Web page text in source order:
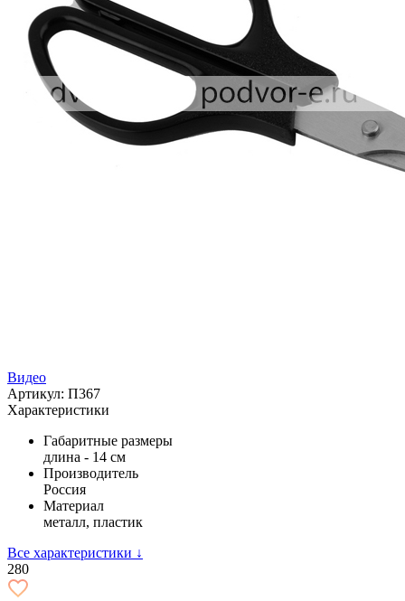
Видео
Артикул: П367
Характеристики
Габаритные размеры
длина - 14 см
Производитель
Россия
Материал
металл, пластик
Все характеристики ↓
280